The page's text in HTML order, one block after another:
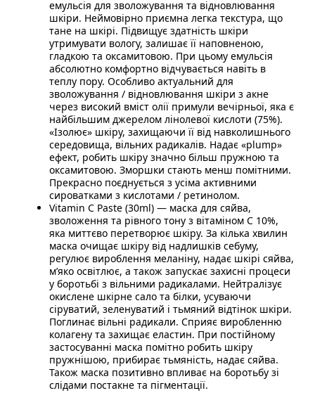
емульсія для зволожування та відновлювання
шкіри. Неймовірно приємна легка текстура, що
тане на шкірі. Підвищує здатність шкіри
утримувати вологу, залишає її наповненою,
гладкою та оксамитовою. При цьому емульсія
абсолютно комфортно відчувається навіть в
теплу пору. Особливо актуальний для
зволожування / відновлювання шкіри з акне
через високий вміст олії примули вечірньої, яка є
найбільшим джерелом лінолевої кислоти (75%).
«Ізолює» шкіру, захищаючи її від навколишнього
середовища, вільних радикалів. Надає «plump»
ефект, робить шкіру значно більш пружною та
оксамитовою. Зморшки стають менш помітними.
Прекрасно поєднується з усіма активними
сироватками з кислотами / ретинолом.
Vitamin C Paste (30ml) — маска для сяйва,
зволоження та рівного тону з вітаміном С 10%,
яка миттєво перетворює шкіру. За кілька хвилин
маска очищає шкіру від надлишків себуму,
регулює вироблення меланіну, надає шкірі сяйва,
мʼяко освітлює, а також запускає захисні процеси
у боротьбі з вільними радикалами. Нейтралізує
окислене шкірне сало та білки, усуваючи
сіруватий, зеленуватий і тьмяний відтінок шкіри.
Поглинає вільні радикали. Сприяє виробленню
колагену та захищає еластин. При постійному
застосуванні маска помітно робить шкіру
пружнішою, прибирає тьмяність, надає сяйва.
Також маска позитивно впливає на боротьбу зі
слідами постакне та пігментації.